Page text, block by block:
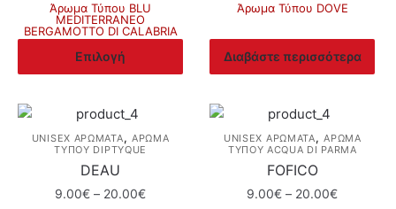
9.00€
through
Άρωμα Τύπου BLU
MEDITERRANEO
BERGAMOTTO DI CALABRIA
Επιλογή
Αυτό
το
έχει
πολλαπλές
παραλλαγές.
Οι
επιλογές
9.00€
through
20.00€
Άρωμα Τύπου DOVE
Διαβάστε περισσότερα
UNISEX ΑΡΩΜΑΤΑ, ΆΡΩΜΑ
ΤΎΠΟΥ DIPTYQUE
DEAU
9.00€ – 20.00€Price
UNISEX ΑΡΩΜΑΤΑ,ΆΡΩΜΑ
ΤΎΠΟΥ ACQUA DI PARMA
FOFICO
9.00€ – 20.00€Price